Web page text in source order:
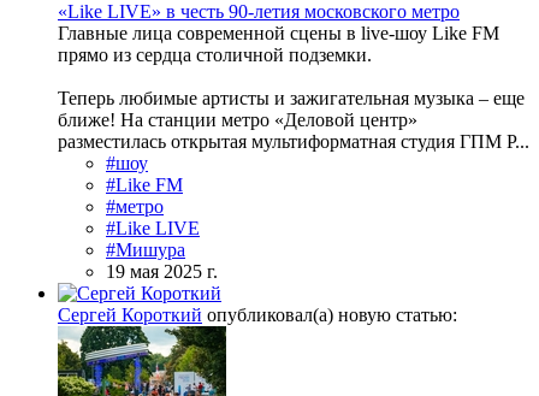
«Like LIVE» в честь 90-летия московского метро
Главные лица современной сцены в live-шоу Like FM
прямо из сердца столичной подземки.
Теперь любимые артисты и зажигательная музыка – еще
ближе! На станции метро «Деловой центр»
разместилась открытая мультиформатная студия ГПМ Р...
#шоу
#Like FM
#метро
#Like LIVE
#Мишура
19 мая 2025 г.
Сергей Короткий опубликовал(а) новую статью: